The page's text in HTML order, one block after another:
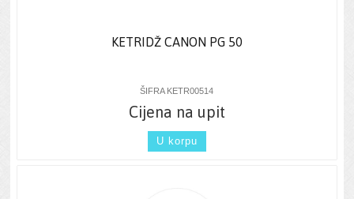
KETRIDŽ CANON PG 50
ŠIFRA KETR00514
Cijena na upit
U korpu